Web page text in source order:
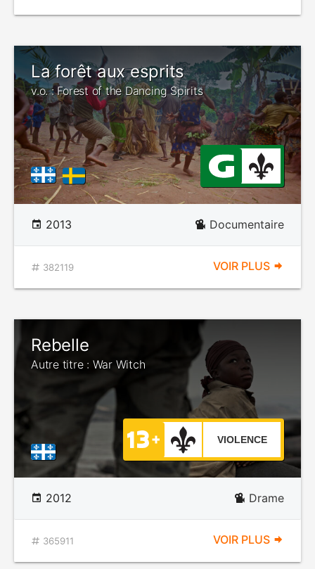
La forêt aux esprits
v.o. : Forest of the Dancing Spirits
2013 Documentaire
382119 VOIR PLUS
Rebelle
Autre titre : War Witch
VIOLENCE
2012 Drame
365911 VOIR PLUS